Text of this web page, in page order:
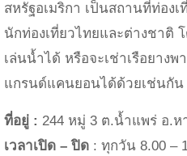
สหรัฐอเมริกา เป็นสถานที่ท่อง
นักท่องเที่ยวไทยและต่างชาติ
เล่นน้ำได้ หรือจะเช่าเรือยาง
แกรนด์แคนยอนได้ด้วยเช่นกัน
ที่อยู่ : 244 หมู่ 3 ต.น้ำแพร่ อ.ห
เวลาเปิด – ปิด : ทุกวัน 8.00 –